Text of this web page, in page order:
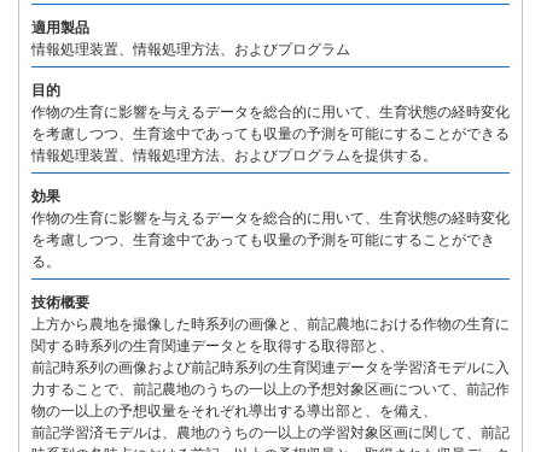
適用製品
情報処理装置、情報処理方法、およびプログラム
目的
作物の生育に影響を与えるデータを総合的に用いて、生育状態の経時変化
を考慮しつつ、生育途中であっても収量の予測を可能にすることができる
情報処理装置、情報処理方法、およびプログラムを提供する。
効果
作物の生育に影響を与えるデータを総合的に用いて、生育状態の経時変化
を考慮しつつ、生育途中であっても収量の予測を可能にすることができ
る。
技術概要
上方から農地を撮像した時系列の画像と、前記農地における作物の生育に
関する時系列の生育関連データとを取得する取得部と、
前記時系列の画像および前記時系列の生育関連データを学習済モデルに入
力することで、前記農地のうちの一以上の予想対象区画について、前記作
物の一以上の予想収量をそれぞれ導出する導出部と、を備え、
前記学習済モデルは、農地のうちの一以上の学習対象区画に関して、前記